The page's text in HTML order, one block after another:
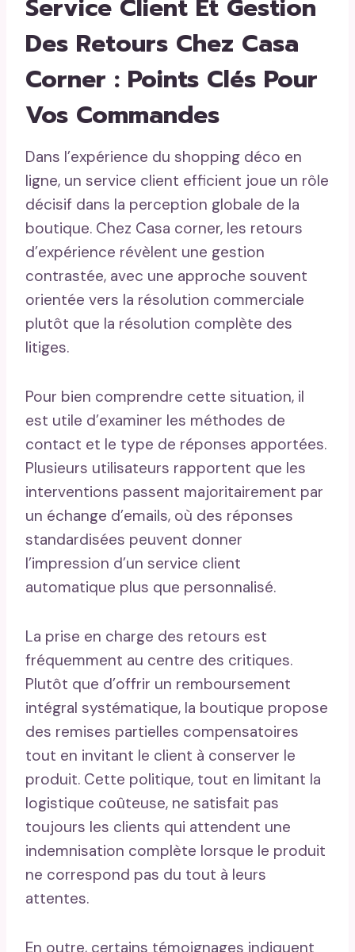
Service Client Et Gestion
Des Retours Chez Casa
Corner : Points Clés Pour
Vos Commandes
Dans l’expérience du shopping déco en
ligne, un service client efficient joue un rôle
décisif dans la perception globale de la
boutique. Chez Casa corner, les retours
d’expérience révèlent une gestion
contrastée, avec une approche souvent
orientée vers la résolution commerciale
plutôt que la résolution complète des
litiges.
Pour bien comprendre cette situation, il
est utile d’examiner les méthodes de
contact et le type de réponses apportées.
Plusieurs utilisateurs rapportent que les
interventions passent majoritairement par
un échange d’emails, où des réponses
standardisées peuvent donner
l’impression d’un service client
automatique plus que personnalisé.
La prise en charge des retours est
fréquemment au centre des critiques.
Plutôt que d’offrir un remboursement
intégral systématique, la boutique propose
des remises partielles compensatoires
tout en invitant le client à conserver le
produit. Cette politique, tout en limitant la
logistique coûteuse, ne satisfait pas
toujours les clients qui attendent une
indemnisation complète lorsque le produit
ne correspond pas du tout à leurs
attentes.
En outre, certains témoignages indiquent